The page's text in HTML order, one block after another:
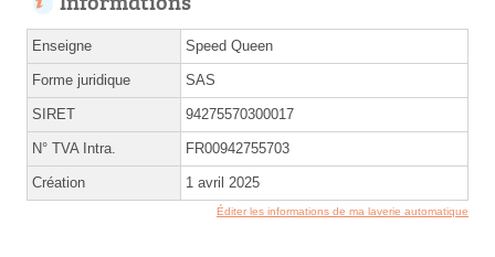
Enseigne Speed Queen
Forme juridique SAS
SIRET 94275570300017
N° TVA Intra. FR00942755703
Création 1 avril 2025
Éditer les informations de ma laverie automatique